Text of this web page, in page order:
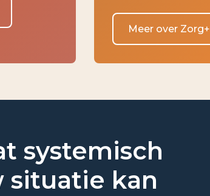
Meer over Zorg+
systemisch
situatie kan